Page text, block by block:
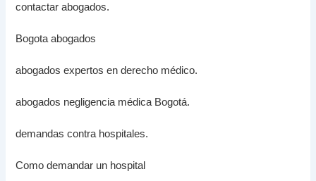
contactar abogados.
Bogota abogados
abogados expertos en derecho médico.
abogados negligencia médica Bogotá.
demandas contra hospitales.
Como demandar un hospital